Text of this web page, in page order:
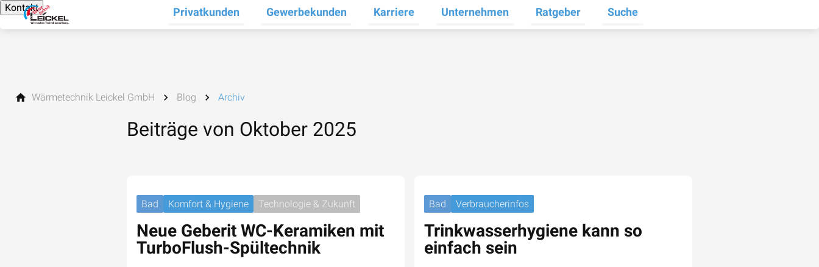
Kontakt Privatkunden
Untermenü für Privatkunden umschalten
Gewerbekunden
Untermenü für Gewerbekunden umschalten
Karriere
Untermenü für Karriere umschalten
Unternehmen
Untermenü für Unternehmen umschalten
Ratgeber
Untermenü für Ratgeber umschalten
Suche
Wärmetechnik Leickel GmbH Blog Archiv
Beiträge von Oktober 2025
Bad Komfort & Hygiene Technologie & Zukunft
Neue Geberit WC-Keramiken mit
TurboFlush-Spültechnik
Bad Verbraucherinfos
Trinkwasserhygiene kann so
einfach sein